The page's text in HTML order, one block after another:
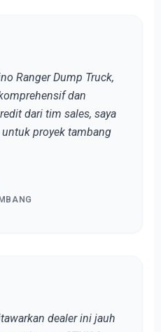
Ranger Dump Truck,
dan
dari tim sales, saya
proyek tambang
dealer ini jauh